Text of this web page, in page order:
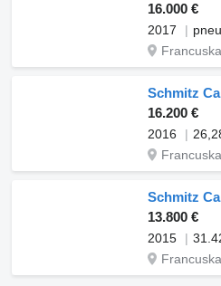
16.000 €
2017
Schmitz
16.200 €
2016
13.800 €
2015